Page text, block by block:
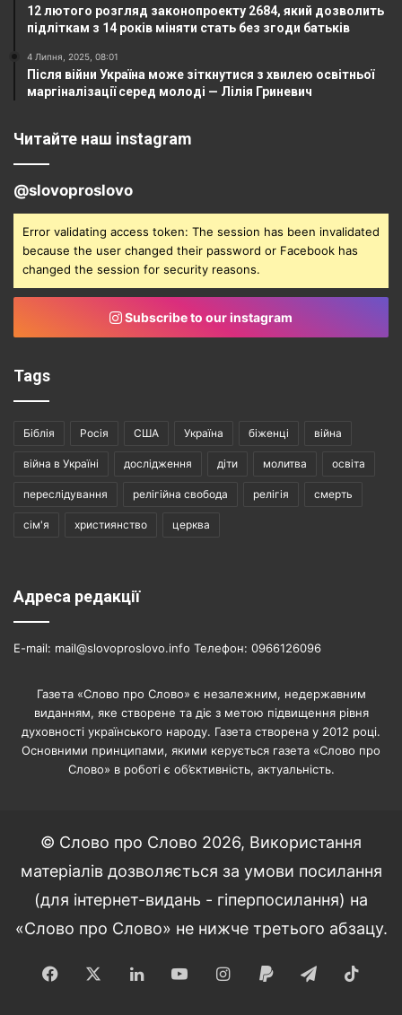
12 лютого розгляд законопроекту 2684, який дозволить
підліткам з 14 років міняти стать без згоди батьків
4 Липня, 2025, 08:01
Після війни Україна може зіткнутися з хвилею освітньої
маргіналізації серед молоді — Лілія Гриневич
Читайте наш instagram
@slovoproslovo
Error validating access token: The session has been invalidated
because the user changed their password or Facebook has
changed the session for security reasons.
Subscribe to our instagram
Tags
Біблія Росія США Україна біженці війна
війна в Україні дослідження діти молитва освіта
переслідування релігійна свобода релігія смерть
сім'я християнство церква
Адреса редакції
E-mail: mail@slovoproslovo.info Телефон: 0966126096
Газета «Слово про Слово» є незалежним, недержавним
виданням, яке створене та діє з метою підвищення рівня
духовності українського народу. Газета створена у 2012 році.
Основними принципами, якими керується газета «Слово про
Слово» в роботі є об’єктивність, актуальність.
© Слово про Слово 2026, Використання
матеріалів дозволяється за умови посилання
(для інтернет-видань - гіперпосилання) на
«Слово про Слово» не нижче третього абзацу.
Facebook LinkedInYouTubeInstagram
Paypal Telegram